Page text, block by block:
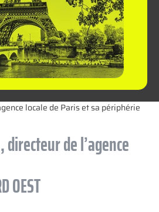
locale de Paris et sa périphérie
de l’agence
OEST